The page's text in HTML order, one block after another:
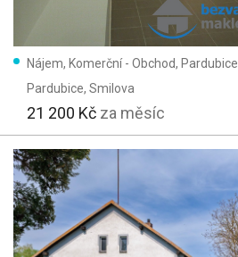
Nájem, Komerční - Obchod, Pardubice
Pardubice, Smilova
21 200 Kč za měsíc